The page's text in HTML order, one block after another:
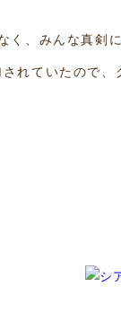
、みんな真剣
れていたので、